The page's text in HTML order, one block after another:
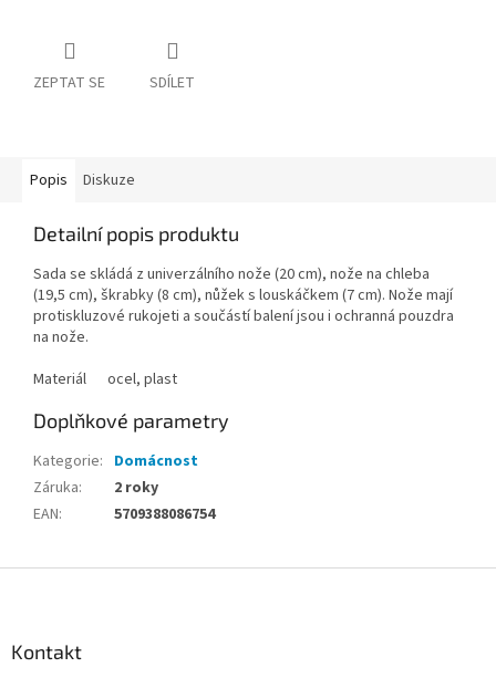
ZEPTAT SE SDÍLET
Popis Diskuze
Detailní popis produktu
Sada se skládá z univerzálního nože (20 cm), nože na chleba
(19,5 cm), škrabky (8 cm), nůžek s louskáčkem (7 cm). Nože mají
protiskluzové rukojeti a součástí balení jsou i ochranná pouzdra
na nože.
Materiál
ocel, plast
Doplňkové parametry
Kategorie: Domácnost
Záruka:
2 roky
EAN: 5709388086754
Kontakt